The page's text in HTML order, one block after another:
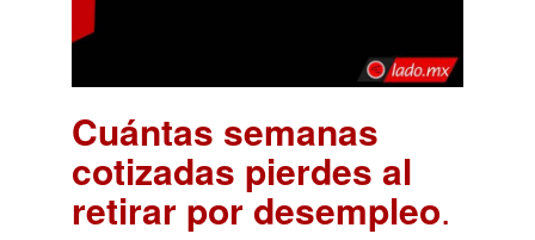
Cuántas semanas
cotizadas pierdes al
retirar por desempleo.